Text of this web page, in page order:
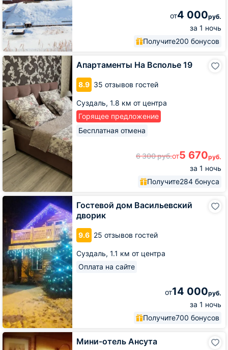
от4 000руб.
за 1 ночь
Получите200 бонусов
Апартаменты На Всполье 19
8.9 35 отзывов гостей
Суздаль, 1.8 км от центра
Горящее предложение
Бесплатная отмена
6 300руб.от5 670руб.
за 1 ночь
Получите284 бонуса
Апартаменты
На
Всполье
19
Гостевой дом Васильевский
дворик
9.6 25 отзывов гостей
Суздаль, 1.1 км от центра
Оплата на сайте
от14 000руб.
за 1 ночь
Получите700 бонусов
Гостевой
Васильевский
дворик
Мини-отель Ансута
Мини-
отель